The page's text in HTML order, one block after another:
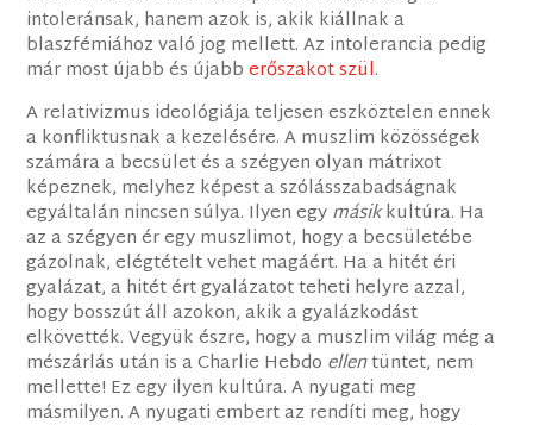
intoleránsak, hanem azok is, akik kiállnak a
blaszfémiához való jog mellett. Az intolerancia pedig
már most újabb és újabberőszakot szül.
A relativizmus ideológiája teljesen eszköztelen ennek
a konfliktusnak a kezelésére. A muszlim közösségek
számára a becsület és a szégyen olyan mátrixot
képeznek, melyhez képest a szólásszabadságnak
egyáltalán nincsen súlya. Ilyen egymásikkultúra. Ha
az a szégyen ér egy muszlimot, hogy a becsületébe
gázolnak, elégtételt vehet magáért. Ha a hitét éri
gyalázat, a hitét ért gyalázatot teheti helyre azzal,
hogy bosszút áll azokon, akik a gyalázkodást
elkövették. Vegyük észre, hogy a muszlim világ még a
mészárlás után is a Charlie Hebdo ellentüntet, nem
mellette! Ez egy ilyen kultúra. A nyugati meg
másmilyen. A nyugati embert az rendíti meg, hogy